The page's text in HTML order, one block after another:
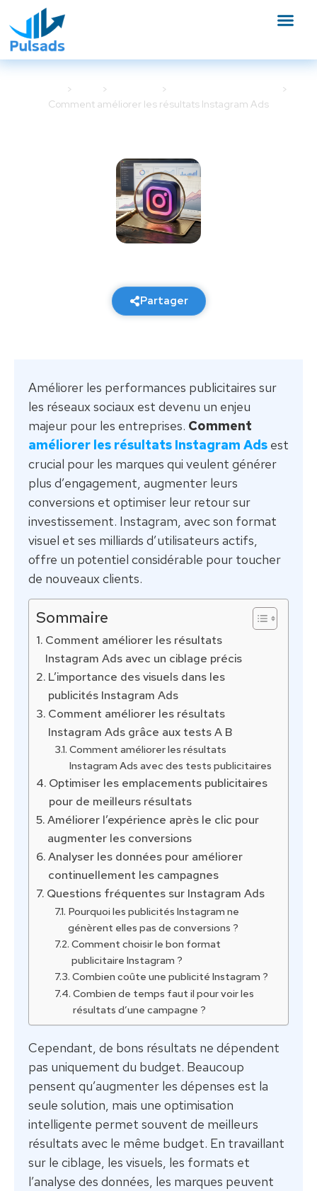
Comment améliorer les résultats Instagram Ads
Partager
Améliorer les performances publicitaires sur
les réseaux sociaux est devenu un enjeu
majeur pour les entreprises. Comment
améliorer les résultats Instagram Ads est
crucial pour les marques qui veulent générer
plus d’engagement, augmenter leurs
conversions et optimiser leur retour sur
investissement. Instagram, avec son format
visuel et ses milliards d’utilisateurs actifs,
offre un potentiel considérable pour toucher
de nouveaux clients.
Sommaire
Comment améliorer les résultats
Instagram Ads avec un ciblage précis
L’importance des visuels dans les
publicités Instagram Ads
Comment améliorer les résultats
Instagram Ads grâce aux tests A B
Comment améliorer les résultats
Instagram Ads avec des tests publicitaires
Optimiser les emplacements publicitaires
pour de meilleurs résultats
Améliorer l’expérience après le clic pour
augmenter les conversions
Analyser les données pour améliorer
continuellement les campagnes
Questions fréquentes sur Instagram Ads
Pourquoi les publicités Instagram ne
génèrent elles pas de conversions ?
Comment choisir le bon format
publicitaire Instagram ?
Combien coûte une publicité Instagram ?
Combien de temps faut il pour voir les
résultats d’une campagne ?
Cependant, de bons résultats ne dépendent
pas uniquement du budget. Beaucoup
pensent qu’augmenter les dépenses est la
seule solution, mais une optimisation
intelligente permet souvent de meilleurs
résultats avec le même budget. En travaillant
sur le ciblage, les visuels, les formats et
l’analyse des données, les marques peuvent